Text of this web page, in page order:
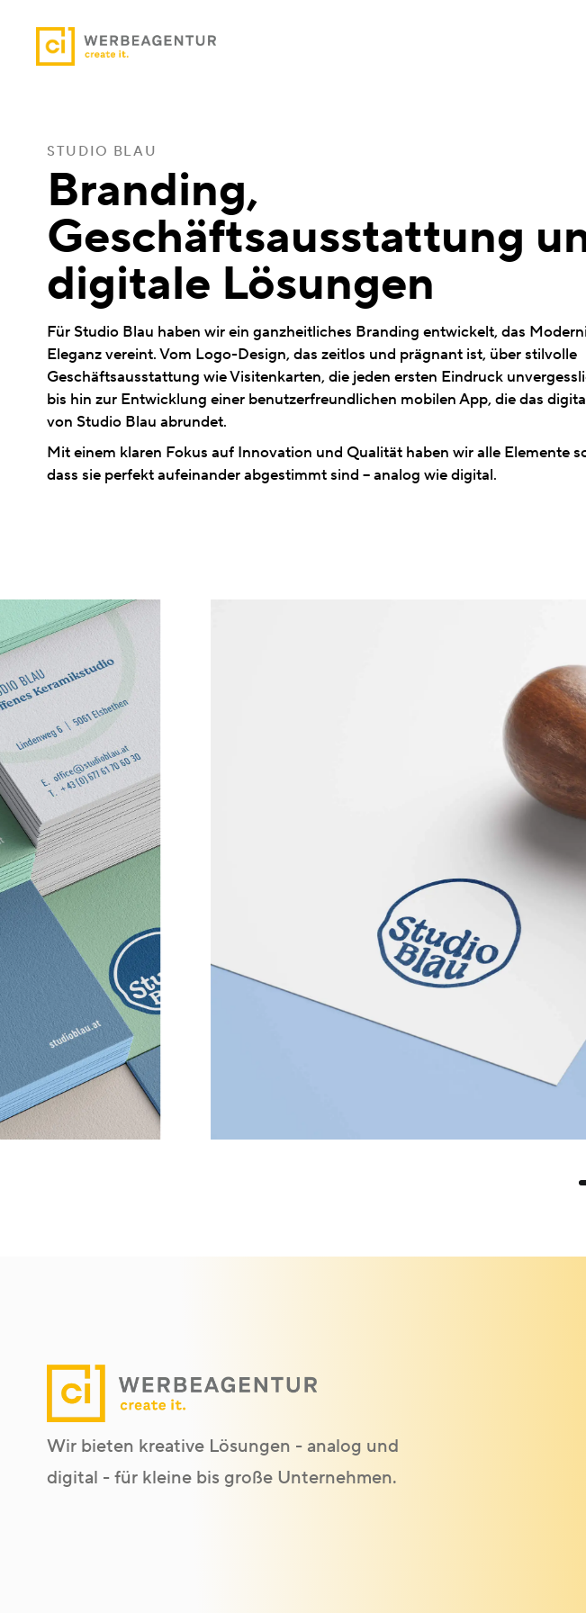
to
Skip
to
content
STUDIO BLAU
Branding,
Geschäftsausstattung
digitale Lösungen
Für Studio Blau haben wir ein ganzheitliches Branding entwickelt, das
Eleganz vereint. Vom Logo-Design, das zeitlos und prägnant ist, über stilvolle
Geschäftsausstattung wie Visitenkarten, die jeden ersten Eindruck
bis hin zur Entwicklung einer benutzerfreundlichen mobilen App, die das
von Studio Blau abrundet.
Mit einem klaren Fokus auf Innovation und Qualität haben wir alle Elemente
dass sie perfekt aufeinander abgestimmt sind – analog wie digital.
Wir bieten kreative Lösungen - analog und
digital - für kleine bis große Unternehmen.